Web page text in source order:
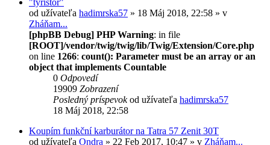
od užívateľa hadimrska57 » 18 Máj 2018, 22:58 » v
Zháňam...
[phpBB Debug] PHP Warning: in file
[ROOT]/vendor/twig/twig/lib/Twig/Extension/Core.php
on line 1266: count(): Parameter must be an array or an
object that implements Countable
0 Odpovedí
19909 Zobrazení
Posledný príspevokod užívateľa hadimrska57
18 Máj 2018, 22:58
Koupím funkční karburátor na Tatra 57 Zenit 30T
od užívateľa Ondra » 22 Feb 2017, 10:47 » v Zháňam...